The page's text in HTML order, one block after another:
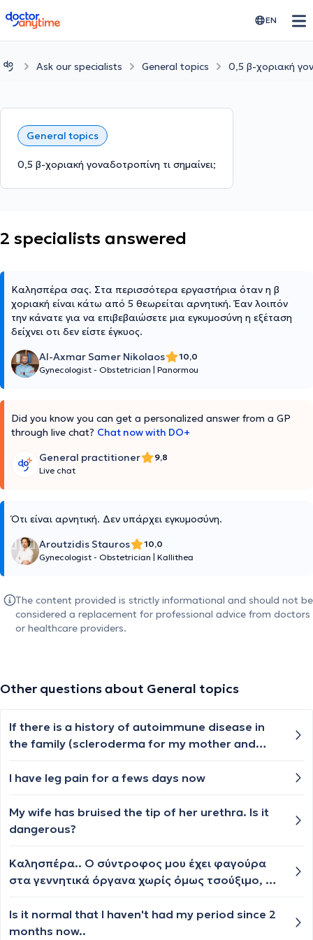
doctoranytime EN
Ask our specialists General topics 0,5 β-χοριακή
General topics
0,5 β-χοριακή γοναδοτροπίνη τι σημαίνει;
2 specialists answered
Καλησπέρα σας. Στα περισσότερα εργαστήρια όταν η β
χοριακή είναι κάτω από 5 θεωρείται αρνητική. Έαν λοιπόν
την κάνατε για να επιβεβαιώσετε μια εγκυμοσύνη η εξέταση
δείχνει οτι δεν είστε έγκυος.
Al-Axmar Samer Nikolaos
10,0
Gynecologist - Obstetrician
Panormou
Did you know you can get a personalized answer from a GP
through live chat? Chat now with DO+
General practitioner
9,8
Live chat
Ότι είναι αρνητική. Δεν υπάρχει εγκυμοσύνη.
Aroutzidis Stauros
10,0
Gynecologist - Obstetrician
Kallithea
The content provided is strictly informational and should not be
considered a replacement for professional advice from doctors
or healthcare providers.
Other questions about General topics
If there is a history of autoimmune disease in
the family (scleroderma for my mother and
to develop one? I have joint pain at 30, I wonder
doctor
I have leg pain for a fews days now
My wife has bruised the tip of her urethra. Is it
dangerous?
Καλησπέρα.. Ο σύντροφος μου έχει φαγούρα
στα γεννητικά όργανα χωρίς όμως τσούξιμο, η
να συμβαίνει?
Is it normal that I haven't had my period since 2
months now..